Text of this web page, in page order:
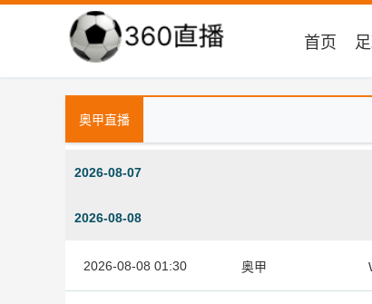
首页
奥甲直播
2026-08-07
2026-08-08
2026-08-08 01:30 奥甲